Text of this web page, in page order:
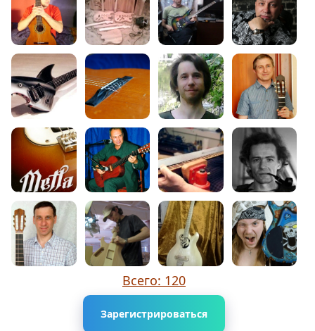
Всего: 120
Зарегистрироваться